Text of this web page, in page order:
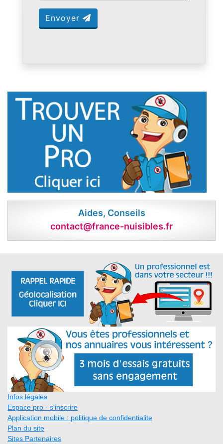
Envoyer
Aides, Conseils
contact@france-nuisibles.fr
Infos légales
Espace pro - s'inscrire
Application mobile : politique de confidentialite
Plan du site
Sites Partenaires